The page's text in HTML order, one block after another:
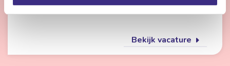
gehandicaptenzorg, jeugdzorg of ouderenzorg.
Bekijk vacature